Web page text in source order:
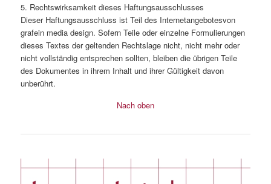
5. Rechtswirksamkeit dieses Haftungsausschlusses
Dieser Haftungsausschluss ist Teil des Internetangebotesvon
grafein media design. Sofern Teile oder einzelne Formulierungen
dieses Textes der geltenden Rechtslage nicht, nicht mehr oder
nicht vollständig entsprechen sollten, bleiben die übrigen Teile
des Dokumentes in ihrem Inhalt und ihrer Gültigkeit davon
unberührt.
Nach oben